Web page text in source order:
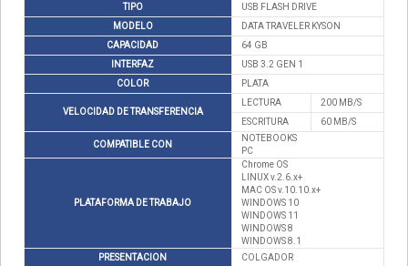
TIPO
USB FLASH DRIVE
MODELO
DATA TRAVELER KYSON
CAPACIDAD
64 GB
INTERFAZ
USB 3.2 GEN 1
COLOR
PLATA
VELOCIDAD DE TRANSFERENCIA
LECTURA
200 MB/S
ESCRITURA
60 MB/S
COMPATIBLE CON
NOTEBOOKS
PC
PLATAFORMA DE TRABAJO
Chrome OS
LINUX v.2.6.x+
MAC OS v.10.10.x+
WINDOWS 10
WINDOWS 11
WINDOWS 8
WINDOWS 8.1
PRESENTACION
COLGADOR